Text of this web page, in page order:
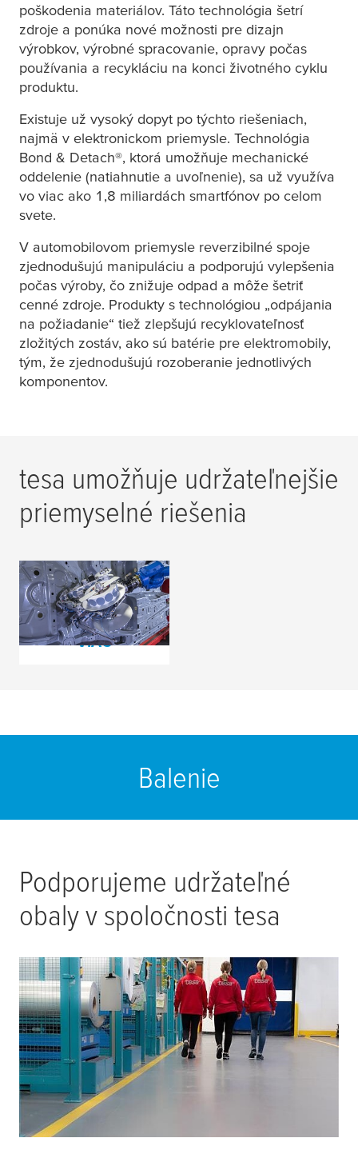
poškodenia materiálov. Táto technológia šetrí
zdroje a ponúka nové možnosti pre dizajn
výrobkov, výrobné spracovanie, opravy počas
používania a recykláciu na konci životného cyklu
produktu.
Existuje už vysoký dopyt po týchto riešeniach,
najmä v elektronickom priemysle. Technológia
Bond & Detach®, ktorá umožňuje mechanické
oddelenie (natiahnutie a uvoľnenie), sa už využíva
vo viac ako 1,8 miliardách smartfónov po celom
svete.
V automobilovom priemysle reverzibilné spoje
zjednodušujú manipuláciu a podporujú vylepšenia
počas výroby, čo znižuje odpad a môže šetriť
cenné zdroje. Produkty s technológiou „odpájania
na požiadanie“ tiež zlepšujú recyklovateľnosť
zložitých zostáv, ako sú batérie pre elektromobily,
tým, že zjednodušujú rozoberanie jednotlivých
komponentov.
tesa umožňuje udržateľnejšie
priemyselné riešenia
Výsek namiesto
záklopky
PREČÍTAJTE SI
VIAC
Balenie
Podporujeme udržateľné
obaly v spoločnosti tesa